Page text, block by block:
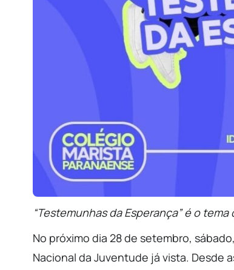
“Testemunhas da Esperança” é o
No próximo dia 28 de setembro,
Nacional da Juventude já vista. Desde